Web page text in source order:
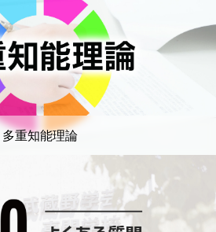
多重知能理論